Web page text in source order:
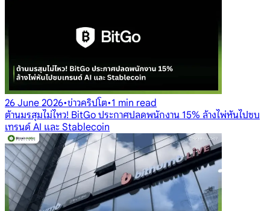
26 June 2026•ข่าวคริปโต•1 min read
ต้านมรสุมไม่ไหว! BitGo ประกาศปลดพนักงาน 15% ล้างไพ่หันไปซบ
เทรนด์ AI และ Stablecoin